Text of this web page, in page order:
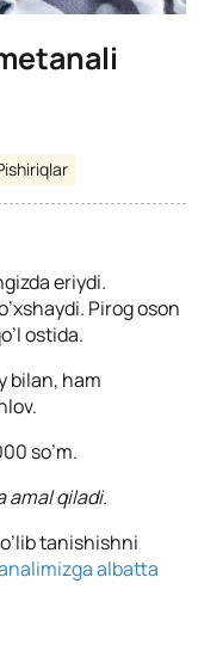
eriydi.
Pirog oson
ostida.
bilan, ham
so’m.
amal qiladi.
tanishishni
albatta